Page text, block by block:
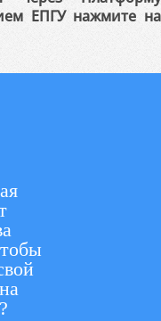
ЕПГУ нажмите на